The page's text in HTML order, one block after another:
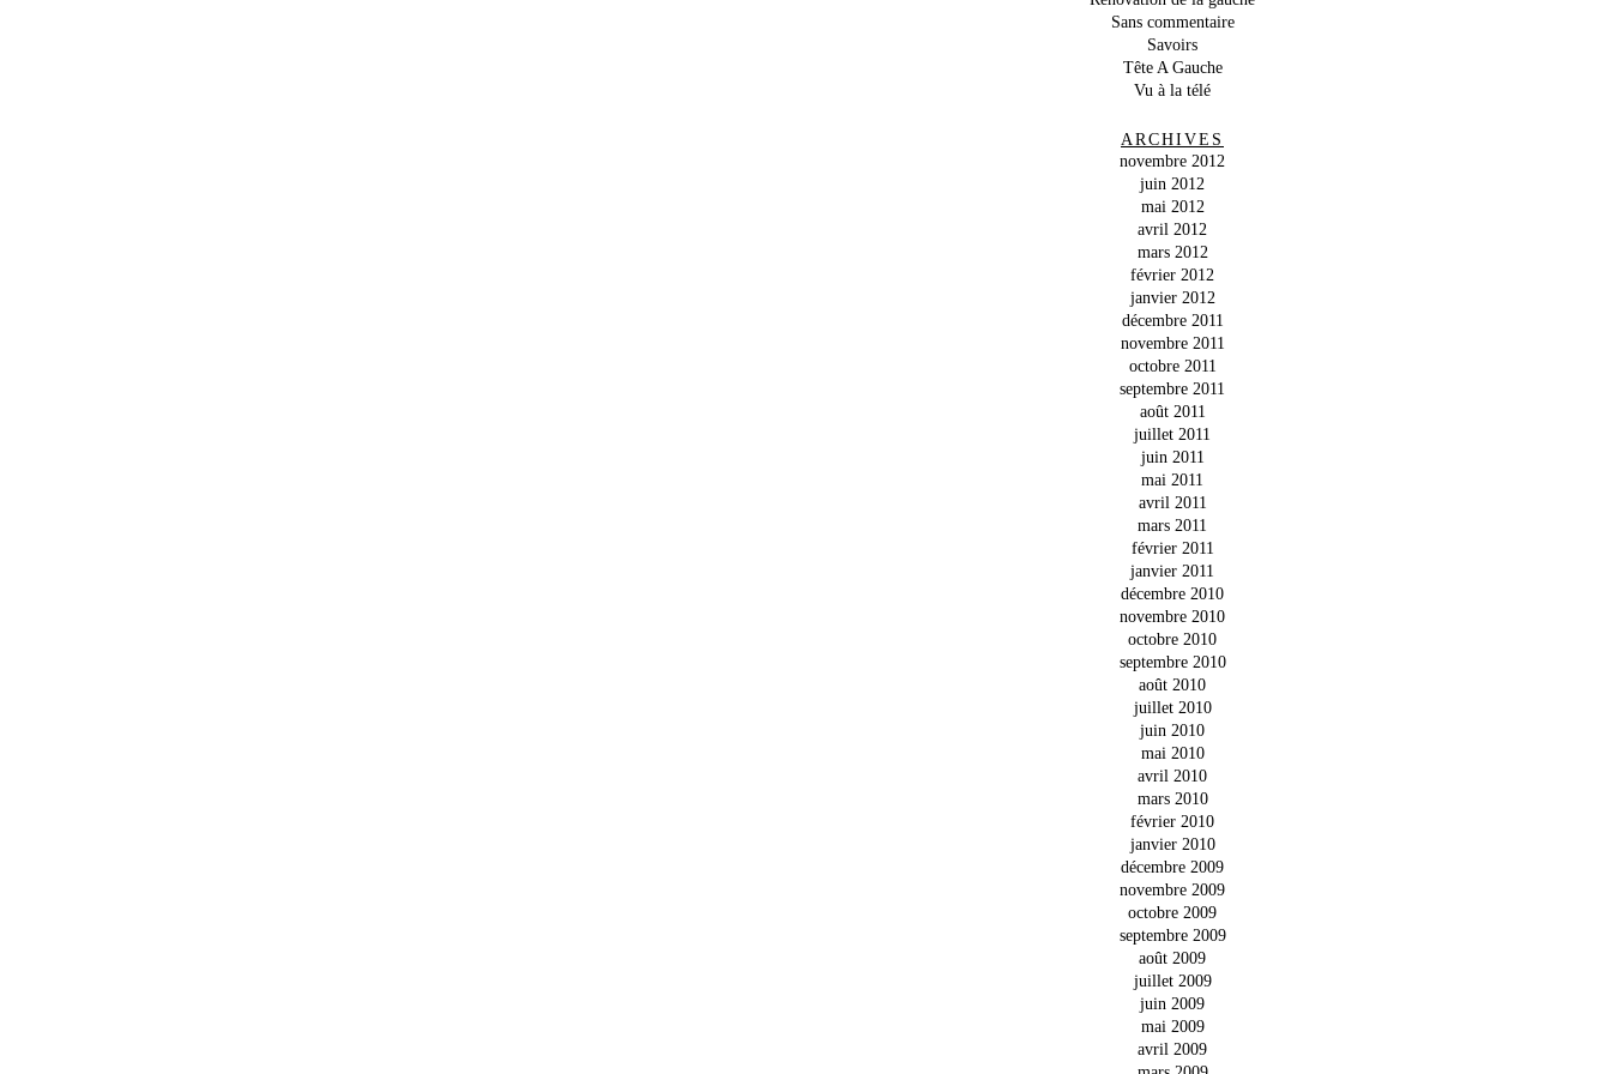
Sans commentaire
Savoirs
Tête A Gauche
Vu à la télé
ARCHIVES
novembre 2012
juin 2012
mai 2012
avril 2012
mars 2012
février 2012
janvier 2012
décembre 2011
novembre 2011
octobre 2011
septembre 2011
août 2011
juillet 2011
juin 2011
mai 2011
avril 2011
mars 2011
février 2011
janvier 2011
décembre 2010
novembre 2010
octobre 2010
septembre 2010
août 2010
juillet 2010
juin 2010
mai 2010
avril 2010
mars 2010
février 2010
janvier 2010
décembre 2009
novembre 2009
octobre 2009
septembre 2009
août 2009
juillet 2009
juin 2009
mai 2009
avril 2009